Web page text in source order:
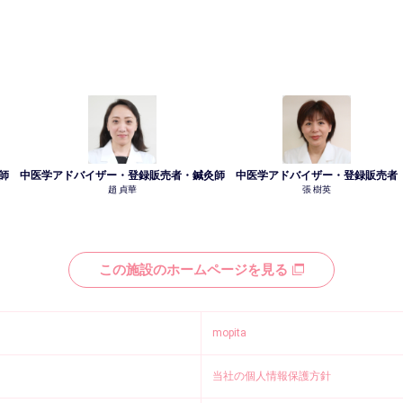
中医学アドバイザー・登録販売者・鍼灸師
趙 貞華
中医学アドバイザー・登録販売者
張 樹英
この施設のホームページを見る
mopita
当社の個人情報保護方針